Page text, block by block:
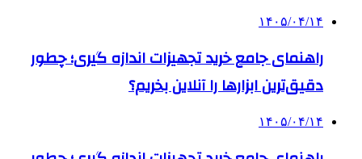
۱۴۰۵/۰۴/۱۴
راهنمای جامع خرید تجهیزات اندازه گیری؛ چطور
دقیق‌ترین ابزارها را آنلاین بخریم؟
۱۴۰۵/۰۴/۱۴